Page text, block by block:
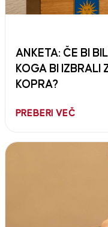
ANKETA: ČE BI
KOGA BI IZBRALI
KOPRA?
PREBERI VEČ